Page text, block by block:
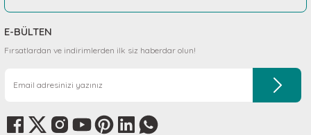
E-BÜLTEN
Fırsatlardan ve indirimlerden ilk siz haberdar olun!